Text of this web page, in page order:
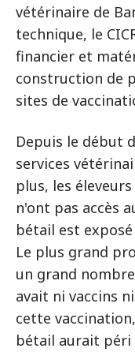
vétérinaire de
technique, le
financier et
construction de
sites de
Depuis le début
services
plus, les
n'ont pas accès
bétail est
Le plus grand
un grand
avait ni vaccins
cette
bétail aurait péri